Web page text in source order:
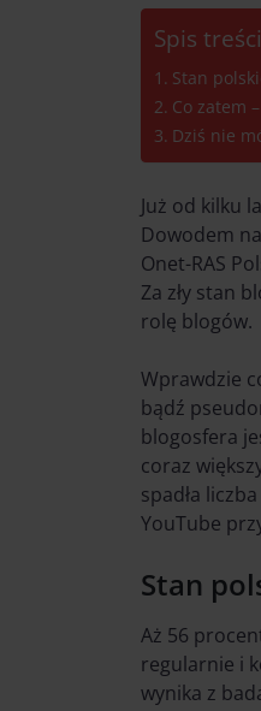
Spis treści
Stan
Co zatem
Dziś nie
Już od kilku
Dowodem
Onet-RAS
Za zły stan
rolę blogów.
Wprawdzie
bądź
blogosfera
coraz
spadła
YouTube
Stan
Aż 56
regularnie i
wynika z